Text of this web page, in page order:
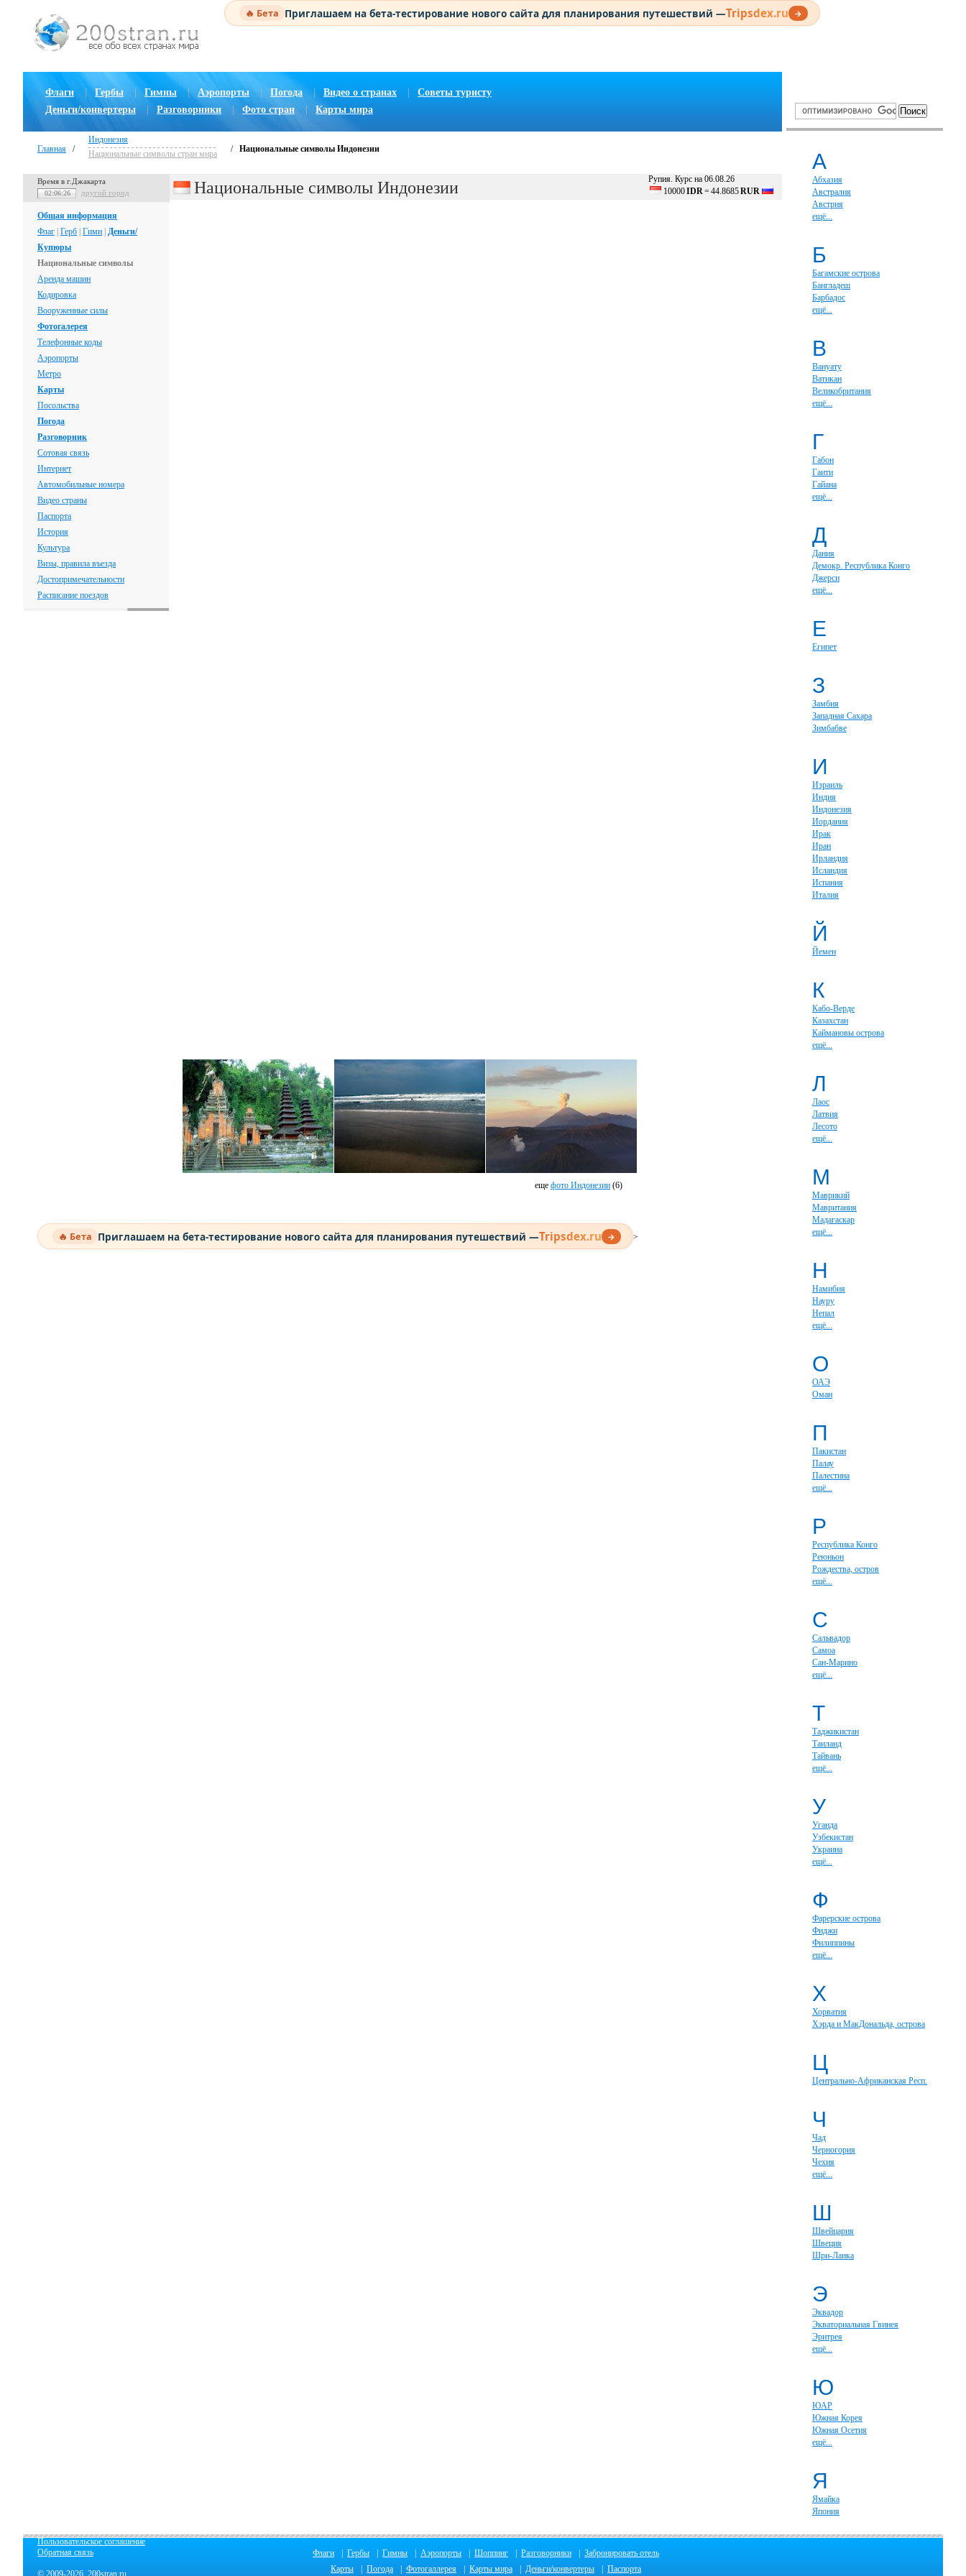
🔥 Бета Приглашаем на бета-тестирование нового сайта для планирования путешествий —Tripsdex.ru →
Флаги Гербы Гимны | Аэропорты Погода | Видео о странах
Советы туристу
Деньги/конвертеры
Разговорники Фото стран Карты мира
Главная /
Индонезия
Национальные символы стран мира
/ Национальные символы Индонезии
Время в г.Джакарта
02:06:27 другой город
Общая информация
Флаг Герб Гимн Деньги/
Купюры
Национальные символы
Аренда машин
Кодировка
Вооруженные силы
Фотогалерея
Телефонные коды
Аэропорты
Метро
Карты
Посольства
Погода
Разговорник
Сотовая связь
Интернет
Автомобильные номера
Видео страны
Паспорта
История
Культура
Визы, правила въезда
Достопримечательности
Расписание поездов
Рупия. Курс на 06.08.26
10000IDR=44.8685RUR
Национальные символы Индонезии
еще фото Индонезии (6)
🔥 Бета Приглашаем на бета-тестирование нового сайта для планирования путешествий —Tripsdex.ru → >
А
Абхазия
Австралия
Австрия
ещё...
Б
Багамские острова
Бангладеш
Барбадос
ещё...
В
Вануату
Ватикан
Великобритания
ещё...
Г
Габон
Гаити
Гайана
ещё...
Д
Дания
Демокр. Республика Конго
Джерси
ещё...
Е
Египет
З
Замбия
Западная Сахара
Зимбабве
И
Израиль
Индия
Индонезия
Иордания
Ирак
Иран
Ирландия
Исландия
Испания
Италия
Й
Йемен
К
Кабо-Верде
Казахстан
Каймановы острова
ещё...
Л
Лаос
Латвия
Лесото
ещё...
М
Маврикий
Мавритания
Мадагаскар
ещё...
Н
Намибия
Науру
Непал
ещё...
О
ОАЭ
Оман
П
Пакистан
Палау
Палестина
ещё...
Р
Республика Конго
Реюньон
Рождества, остров
ещё...
С
Сальвадор
Самоа
Сан-Марино
ещё...
Т
Таджикистан
Таиланд
Тайвань
ещё...
У
Уганда
Узбекистан
Украина
ещё...
Ф
Фарерские острова
Фиджи
Филиппины
ещё...
Х
Хорватия
Хэрда и МакДональда, острова
Ц
Центрально-Африканская Респ.
Ч
Чад
Черногория
Чехия
ещё...
Ш
Швейцария
Швеция
Шри-Ланка
Э
Эквадор
Экваториальная Гвинея
Эритрея
ещё...
Ю
ЮАР
Южная Корея
Южная Осетия
ещё...
Я
Ямайка
Япония
Пользовательское соглашение
Обратная связь
© 2009-2026 200stran.ru
Флаги Гербы Гимны Аэропорты Шоппинг Разговорники
Забронировать отель
Карты
Погода Фотогаллерея Карты мира Деньги/конвертеры Паспорта